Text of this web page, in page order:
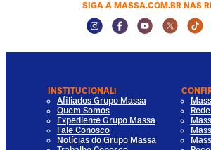
SIGA A MASSA.COM.BR NAS
Instagram Social
Facebook Social
Youtube
INSTITUCIONAL!
Afiliados Grupo Massa
Quem Somos
Expediente Grupo Massa
Fale Conosco
Notícias do Grupo Massa